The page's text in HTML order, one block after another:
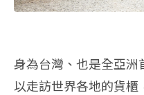
身為台灣、也是全亞
以走訪世界各地的貨